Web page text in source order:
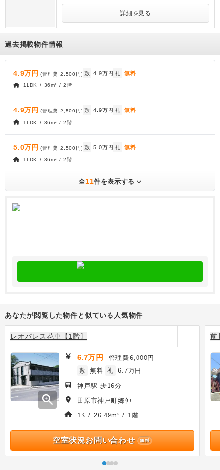
詳細を見る
過去掲載物件情報
4.9万円 (管理費 2,500円) 敷 4.9万円 礼 無料
1LDK / 36m² / 2階
4.9万円 (管理費 2,500円 ) 敷 4.9万円 礼 無料
1LDK / 36m² / 2階
5.0万円 (管理費 2,500円) 敷 5.0万円 礼 無料
1LDK / 36m² / 2階
全11件を表示する
あなたが閲覧した物件と似ている人気物件
レオパレス花車【1階】
zoom_in
6.7万円 管理費6,000円
敷 無料 礼 6.7万円
神戸駅 歩16分
田原市神戸町郷仲
1K / 26.49m² / 1階
空室状況お問い合わせ 無料
前